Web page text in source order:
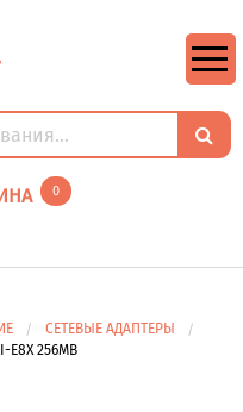
0
СЕТЕВЫЕ АДАПТЕРЫ
E8X 256MB